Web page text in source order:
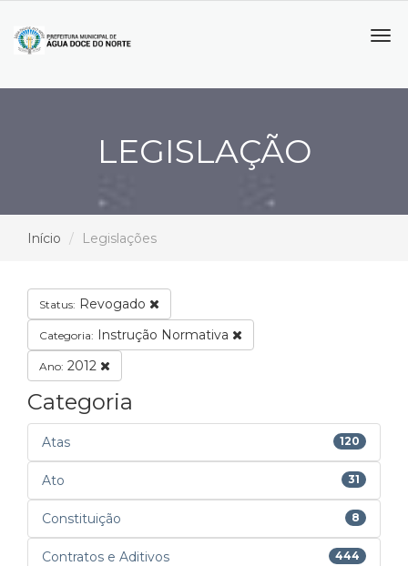
LEGISLAÇÃO
Início Legislações
Status: Revogado
Categoria: Instrução Normativa
Ano: 2012
Categoria
Atas 120
Ato 31
Constituição 8
Contratos e Aditivos 444